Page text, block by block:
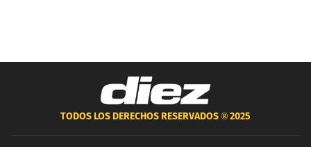
TODOS LOS DERECHOS RESERVADOS ®2025